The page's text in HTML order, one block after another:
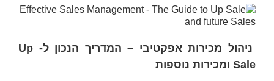
ניהול מכירות אפקטיבי – המדריך הנכון ל- Up
Sale ומכירות נוספות